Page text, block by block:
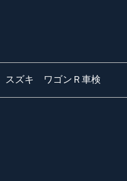
スズキ ワゴンＲ車検